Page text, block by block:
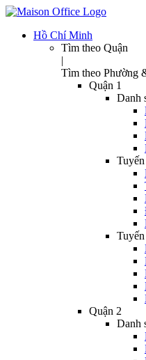
Hồ Chí Minh
Tìm theo Quận
|
Tìm theo Phường
Quận 1
Danh
Quận 2
Danh